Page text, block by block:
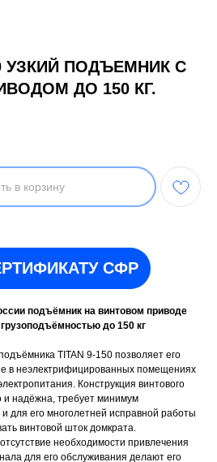
УЗКИЙ ПОДЪЕМНИК С
ДО 150 КГ.
в корзину
СФР
подъёмник на винтовом приводе
до 150 кг
TITAN 9-150 позволяет его
в неэлектрифицированных помещениях
Конструкция винтового
и надёжна, требует минимум
для его многолетней исправной работы
винтовой шток домкрата.
необходимости привлечения
для его обслуживания делают его